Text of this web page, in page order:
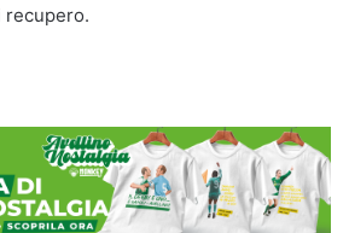
recupero.